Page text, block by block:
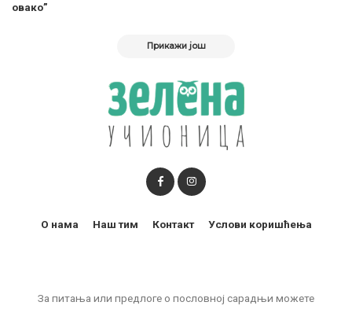
овако”
Прикажи још
За питања или предлоге о пословној сарадњи можете
О нама Наш тим Контакт Услови коришћења